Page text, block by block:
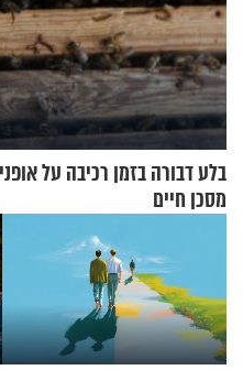
בלע דבורה בזמן רכיבה על
מסכן חיים